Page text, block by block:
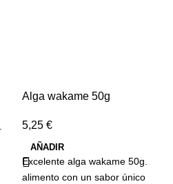
Alga wakame 50g
5,25 €
AÑADIR
Excelente alga wakame 50g.
alimento con un sabor único